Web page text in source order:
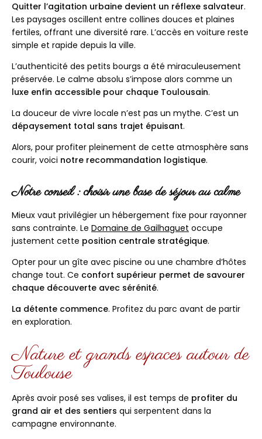
Quitter l’agitation urbaine devient un réflexe salvateur.
Les paysages oscillent entre collines douces et plaines
fertiles, offrant une diversité rare. L’accès en voiture reste
simple et rapide depuis la ville.
L’authenticité des petits bourgs a été miraculeusement
préservée. Le calme absolu s’impose alors comme un
luxe enfin accessible pour chaque Toulousain.
La douceur de vivre locale n’est pas un mythe. C’est un
dépaysement total sans trajet épuisant.
Alors, pour profiter pleinement de cette atmosphère sans
courir, voici notre recommandation logistique.
Notre conseil : choisir une base de séjour au calme
Mieux vaut privilégier un hébergement fixe pour rayonner
sans contrainte. Le Domaine de Gailhaguet occupe
justement cette position centrale stratégique.
Opter pour un gîte avec piscine ou une chambre d’hôtes
change tout. Ce confort supérieur permet de savourer
chaque découverte avec sérénité.
La détente commence. Profitez du parc avant de partir
en exploration.
Nature et grands espaces autour de
Toulouse
Après avoir posé ses valises, il est temps de profiter du
grand air et des sentiers qui serpentent dans la
campagne environnante.